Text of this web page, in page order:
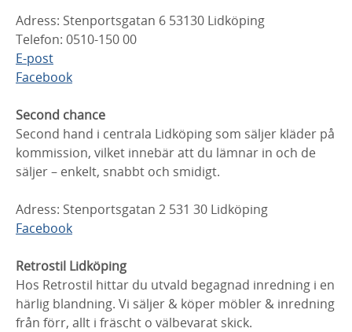
Adress: Stenportsgatan 6 53130 Lidköping
Telefon: 0510-150 00
E-post
Facebook
Second chance
Second hand i centrala Lidköping som säljer kläder på
kommission, vilket innebär att du lämnar in och de
säljer – enkelt, snabbt och smidigt.
Adress: Stenportsgatan 2 531 30 Lidköping
Facebook
Retrostil Lidköping
Hos Retrostil hittar du utvald begagnad inredning i en
härlig blandning. Vi säljer & köper möbler & inredning
från förr, allt i fräscht o välbevarat skick.